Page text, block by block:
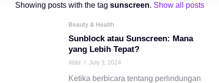
Showing posts with the tag sunscreen. Show all posts
Beauty & Health
Sunblock atau Sunscreen: Mana
yang Lebih Tepat?
Abbi / July 3, 2024
Ketika berbicara tentang perlindungan